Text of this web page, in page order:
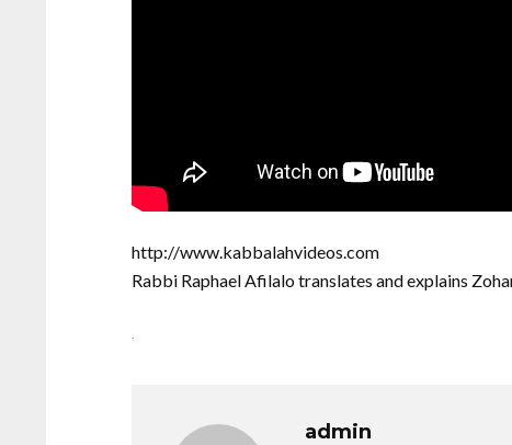
http://www.kabbalahvideos.com
Rabbi Raphael Afilalo translates and explains
.
admin